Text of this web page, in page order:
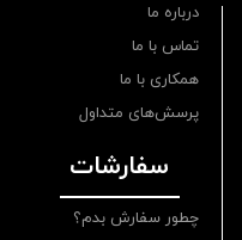
سفارشات
چطور سفارش بدم؟
درباره ما
تماس با ما
همکاری با ما
پرسش‌های متداول